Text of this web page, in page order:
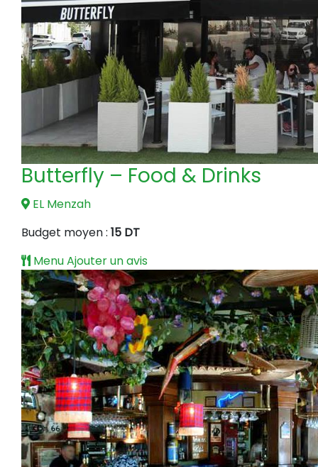
Butterfly – Food & Drinks
EL Menzah
Budget moyen : 15 DT
MenuAjouter un avis